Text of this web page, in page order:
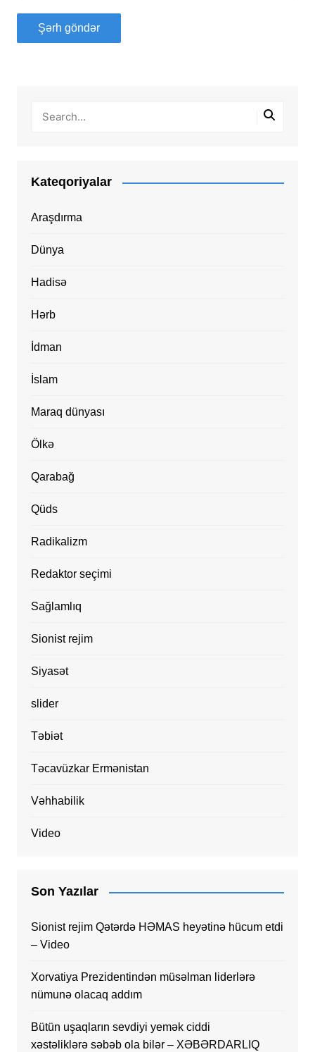
Kateqoriyalar
Araşdırma
Dünya
Hadisə
Hərb
İdman
İslam
Maraq dünyası
Ölkə
Qarabağ
Qüds
Radikalizm
Redaktor seçimi
Sağlamlıq
Sionist rejim
Siyasət
slider
Təbiət
Təcavüzkar Ermənistan
Vəhhabilik
Video
Son Yazılar
Sionist rejim Qətərdə HƏMAS heyətinə hücum etdi
– Video
Xorvatiya Prezidentindən müsəlman liderlərə
nümunə olacaq addım
Bütün uşaqların sevdiyi yemək ciddi
xəstəliklərə səbəb ola bilər – XƏBƏRDARLIQ